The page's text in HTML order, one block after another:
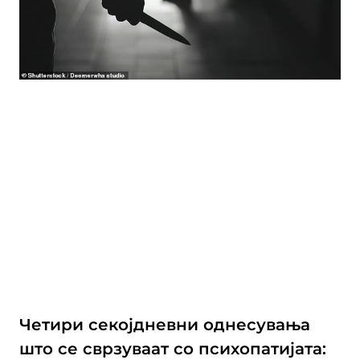
Четири секојдневни однесувања
што се сврзуваат со психопатијата: